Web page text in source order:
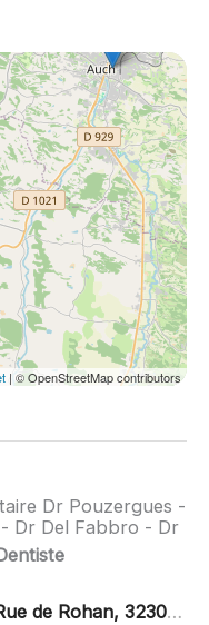
| © OpenStreetMap contributors
Dr Pouzergues -
Dr Del Fabbro - Dr
de Rohan, 32300 Mirande